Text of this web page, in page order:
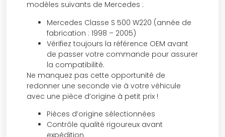
modèles suivants de Mercedes :
Mercedes Classe S 500 W220 (année de
fabrication : 1998 – 2005)
Vérifiez toujours la référence OEM avant
de passer votre commande pour assurer
la compatibilité.
Ne manquez pas cette opportunité de
redonner une seconde vie à votre véhicule
avec une pièce d’origine à petit prix !
Pièces d’origine sélectionnées
Contrôle qualité rigoureux avant